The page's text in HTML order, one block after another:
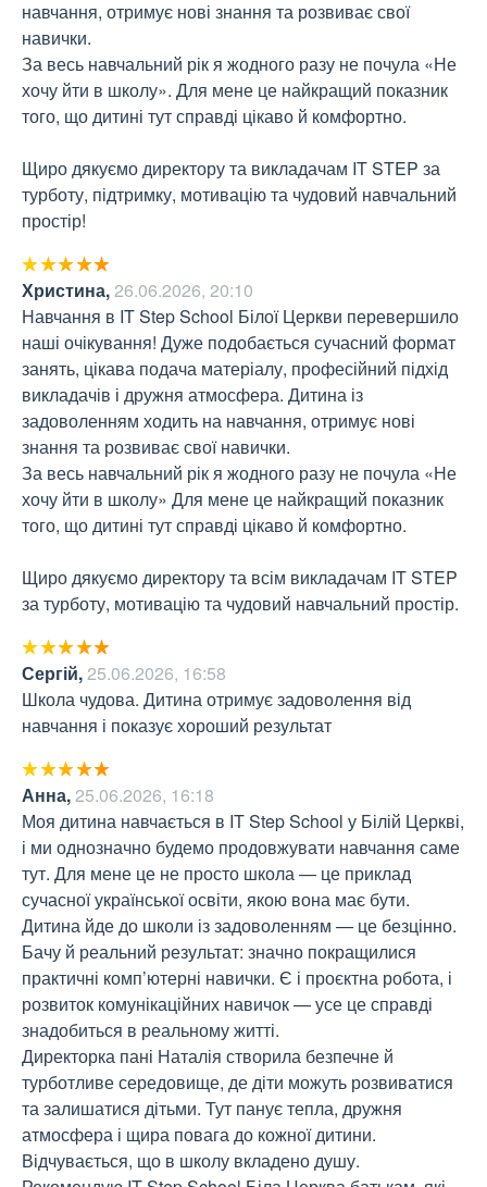
навчання, отримує нові знання та розвиває свої
навички.
За весь навчальний рік я жодного разу не почула «Не
хочу йти в школу». Для мене це найкращий показник
того, що дитині тут справді цікаво й комфортно.
Щиро дякуємо директору та викладачам IT STEP за
турботу, підтримку, мотивацію та чудовий навчальний
простір!
Христина, 26.06.2026, 20:10
Навчання в IT Step School Білої Церкви перевершило
наші очікування! Дуже подобається сучасний формат
занять, цікава подача матеріалу, професійний підхід
викладачів і дружня атмосфера. Дитина із
задоволенням ходить на навчання, отримує нові
знання та розвиває свої навички.
За весь навчальний рік я жодного разу не почула «Не
хочу йти в школу» Для мене це найкращий показник
того, що дитині тут справді цікаво й комфортно.
Щиро дякуємо директору та всім викладачам IT STEP
за турботу, мотивацію та чудовий навчальний простір.
Сергій, 25.06.2026, 16:58
Школа чудова. Дитина отримує задоволення від
навчання і показує хороший результат
Анна, 25.06.2026, 16:18
Моя дитина навчається в IT Step School у Білій Церкві,
і ми однозначно будемо продовжувати навчання саме
тут. Для мене це не просто школа — це приклад
сучасної української освіти, якою вона має бути.
Дитина йде до школи із задоволенням — це безцінно.
Бачу й реальний результат: значно покращилися
практичні комп’ютерні навички. Є і проєктна робота, і
розвиток комунікаційних навичок — усе це справді
знадобиться в реальному житті.
Директорка пані Наталія створила безпечне й
турботливе середовище, де діти можуть розвиватися
та залишатися дітьми. Тут панує тепла, дружня
атмосфера і щира повага до кожної дитини.
Відчувається, що в школу вкладено душу.